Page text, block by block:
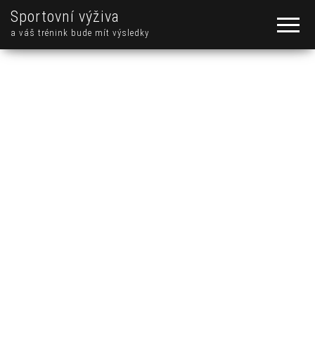
Sportovní výživa
a váš trénink bude mít výsledky